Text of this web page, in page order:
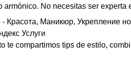
armónico. No necesitas ser experta
te compartimos tips de estilo,